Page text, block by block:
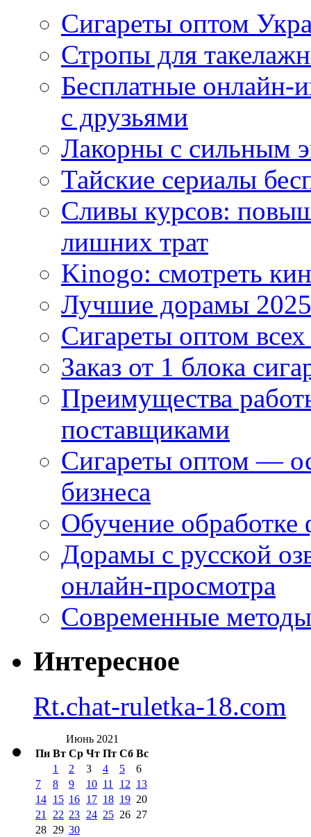
Сигареты оптом
Стропы для
Бесплатные
с друзьями
Лакорны с сильным
Тайские сериалы
Сливы курсов:
лишних трат
Kinogo: смотреть
Лучшие дорамы
Сигареты оптом
Заказ от 1 блока
Преимущества
поставщиками
Сигареты оптом —
бизнеса
Обучение
Дорамы с русской
онлайн-просмотра
Современные
Интересное
Rt.chat-ruletka-18.com
Июнь 2021
Пн Вт Ср Чт Пт Сб Вс
1 2 3 4 5
6
7
8 9 10 11 12 13
14 15 16 17 18 19 20
21
22 23 24 25 26 27
28 29 30